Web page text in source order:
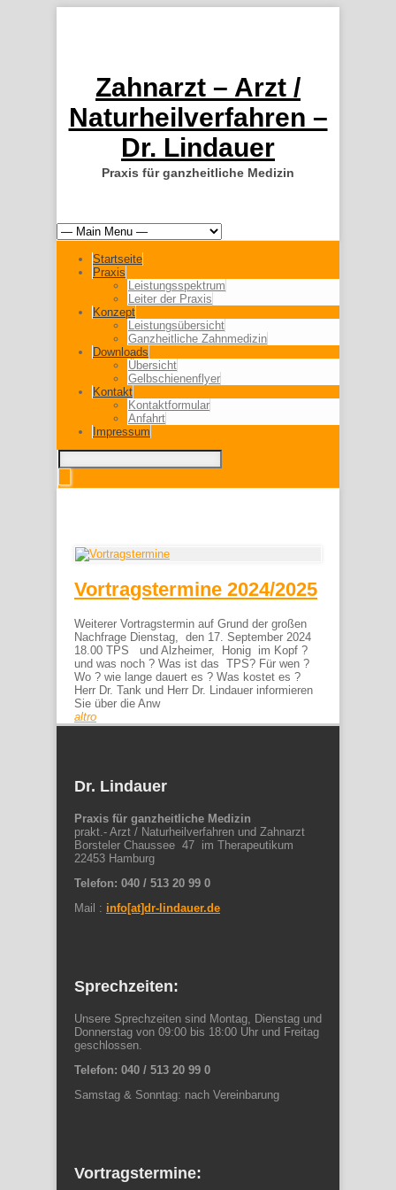
Zahnarzt – Arzt /
Naturheilverfahren –
Dr. Lindauer
Praxis für ganzheitliche Medizin
Startseite
Praxis
Leistungsspektrum
Leiter der Praxis
Konzept
Leistungsübersicht
Ganzheitliche Zahnmedizin
Downloads
Übersicht
Gelbschienenflyer
Kontakt
Kontaktformular
Anfahrt
Impressum
Vortragstermine 2024/2025
Weiterer Vortragstermin auf Grund der großen
Nachfrage Dienstag, den 17. September 2024
18.00 TPS und Alzheimer, Honig im Kopf ?
und was noch ? Was ist das TPS? Für wen ?
Wo ? wie lange dauert es ? Was kostet es ?
Herr Dr. Tank und Herr Dr. Lindauer informieren
Sie über die Anw
altro
Dr. Lindauer
Praxis für ganzheitliche Medizin
prakt.- Arzt / Naturheilverfahren und Zahnarzt
Borsteler Chaussee 47 im Therapeutikum
22453 Hamburg
Telefon: 040 / 513 20 99 0
Mail : info[at]dr-lindauer.de
Sprechzeiten:
Unsere Sprechzeiten sind Montag, Dienstag und
Donnerstag von 09:00 bis 18:00 Uhr und Freitag
geschlossen.
Telefon: 040 / 513 20 99 0
Samstag & Sonntag: nach Vereinbarung
Vortragstermine: